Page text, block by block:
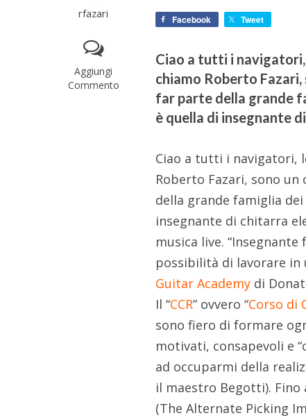
rfazari
Aggiungi
Commento
Facebook Tweet
Ciao a tutti i
chiamo Roberto
far parte della grande
è quella di insegnante
Ciao a tutti i navigatori,
Roberto Fazari, sono
della grande famiglia
insegnante di chitarra
musica live.
possibilità di lavorare
Guitar Academy di
Il “CCR” ovvero “Corso di
sono fiero di formare
motivati, consapevoli e
ad occuparmi della
il maestro Begotti). Fino
(The Alternate Picking